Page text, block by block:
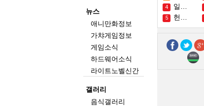
뉴스
애니만화정보
가챠게임정보
게임소식
하드웨어소식
라이트노벨신간
갤러리
음식갤러리
4 일본 초밥 기행 간략한 후기 - 잔마이 이시야마 키요타 아라이
5 헌터 x 헌터가 2024년에 돌아옵니다